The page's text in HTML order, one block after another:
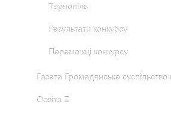
Тернопіль
Результати конкурсу
Переможці конкурсу
Газета Громадянське суспільство
Освіта Z